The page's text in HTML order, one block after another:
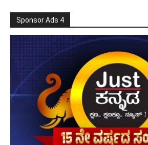
Sponsor Ads 4